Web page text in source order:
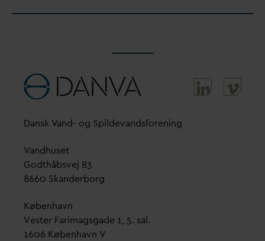
Dansk Vand- og Spildevandsforening
Vandhuset
Godthåbsvej 83
8660 Skanderborg
København
Vester Farimagsgade 1, 5. sal.
1606 København V